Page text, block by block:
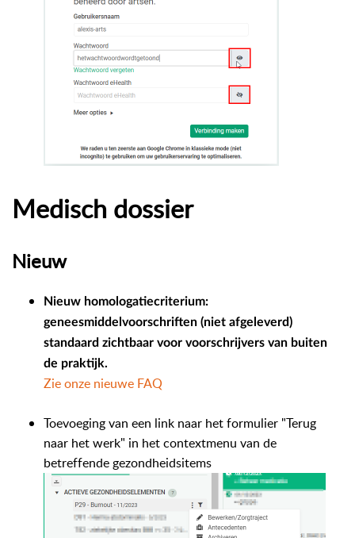
Medisch dossier
Nieuw
Nieuw homologatiecriterium:
geneesmiddelvoorschriften (niet afgeleverd)
standaard zichtbaar voor voorschrijvers van buiten
de praktijk.
Zie onze nieuwe FAQ
Toevoeging van een link naar het formulier "Terug
naar het werk" in het contextmenu van de
betreffende gezondheidsitems